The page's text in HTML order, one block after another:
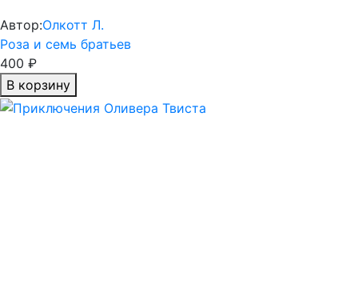
Автор:Олкотт Л.
Роза и семь братьев
400 ₽
В корзину